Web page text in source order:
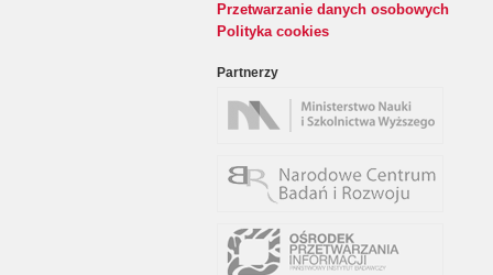
Przetwarzanie danych osobowych
Polityka cookies
Partnerzy